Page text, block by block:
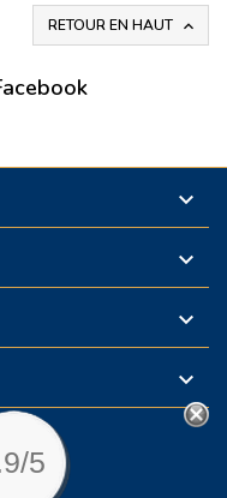
RETOUR EN HAUT 




5